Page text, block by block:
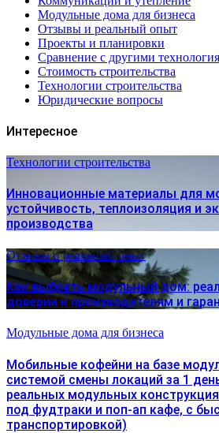
Модульные дома для бизнеса
Отзывы и реальный опыт
Проекты и планировки
Сравнение с другими
Стоимость строительства
Технологии строительства
Юридические вопросы
Интересное
Технологии строительства
Инновационные материалы для
устойчивость, теплоизоляция и
производства
Отзывы и реальный опыт
Как выбрать модульный дом:
доверии к производителям и
Модульные дома для бизнеса
Мобильные кофейни на базе
системой смены локаций за 1
реальных модульных
под фудтраки и поп-ап кафе, с
транспортировкой)